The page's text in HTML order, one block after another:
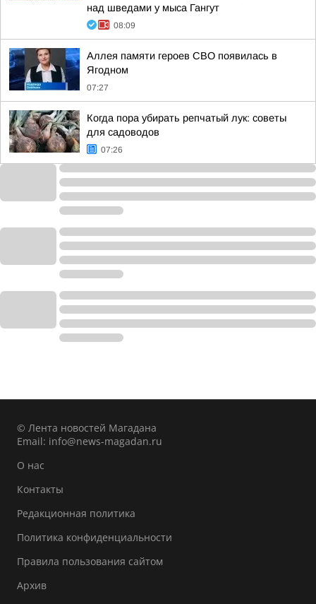
над шведами у мыса Гангут
08:09
Аллея памяти героев СВО появилась в
Ягодном
07:27
Когда пора убирать репчатый лук: советы
для садоводов
07:26
© Лента новостей Магадана
Email: info@news-magadan.ru
О нас
Контакты
Редакционная политика
Политика конфиденциальности
Правила пользования сайтом
Архив